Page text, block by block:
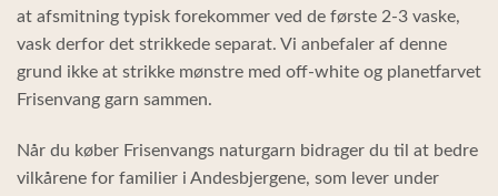
at afsmitning typisk forekommer ved de første 2-3 vaske,
vask derfor det strikkede separat. Vi anbefaler af denne
grund ikke at strikke mønstre med off-white og planetfarvet
Frisenvang garn sammen.
Når du køber Frisenvangs naturgarn bidrager du til at bedre
vilkårene for familier i Andesbjergene, som lever under